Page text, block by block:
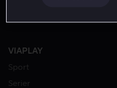
VIAPLAY
Sport
Serier